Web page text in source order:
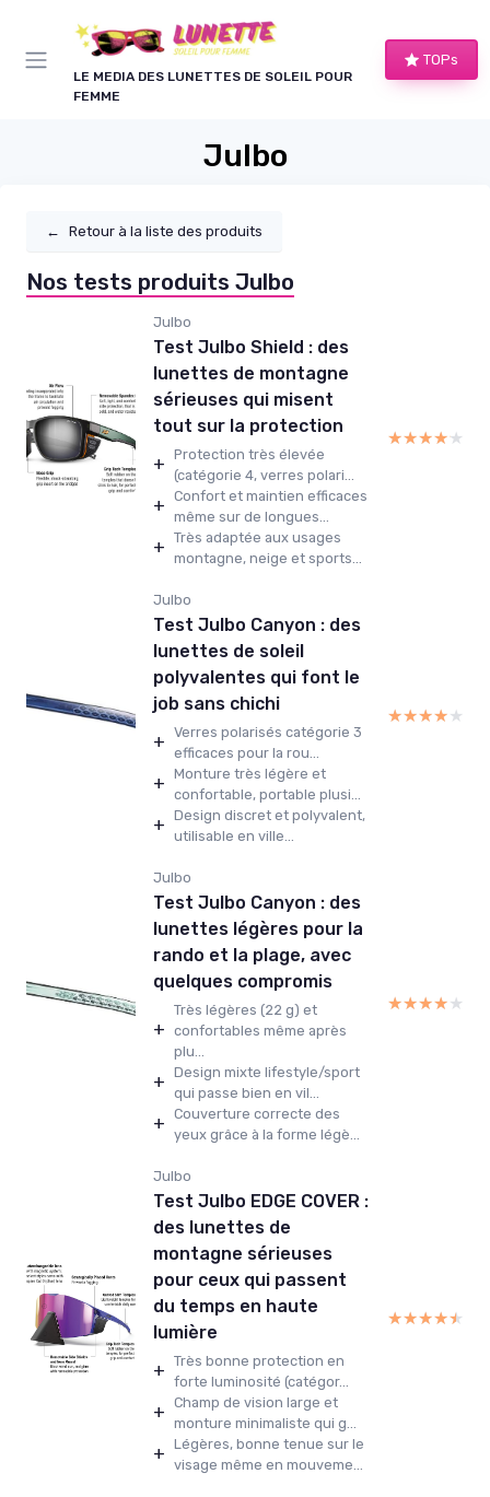
LE MEDIA DES LUNETTES DE SOLEIL POUR
FEMME
TOPs
Julbo
← Retour à la liste des produits
Nos tests produits Julbo
Julbo
Test Julbo Shield : des
lunettes de montagne
sérieuses qui misent
tout sur la protection
+ Protection très élevée
(catégorie 4, verres polari...
+ Confort et maintien efficaces
même sur de longues...
+ Très adaptée aux usages
montagne, neige et sports...
★★★★★
★★★★★
Julbo
Test Julbo Canyon : des
lunettes de soleil
polyvalentes qui font le
job sans chichi
+ Verres polarisés catégorie 3
efficaces pour la rou...
+ Monture très légère et
confortable, portable plusi...
+ Design discret et polyvalent,
utilisable en ville...
★★★★★
★★★★★
Julbo
Test Julbo Canyon : des
lunettes légères pour la
rando et la plage, avec
quelques compromis
+
Très légères (22 g) et
confortables même après
plu...
+ Design mixte lifestyle/sport
qui passe bien en vil...
+ Couverture correcte des
yeux grâce à la forme légè...
★★★★★
★★★★★
Julbo
Test Julbo EDGE COVER :
des lunettes de
montagne sérieuses
pour ceux qui passent
du temps en haute
lumière
+ Très bonne protection en
forte luminosité (catégor...
+ Champ de vision large et
monture minimaliste qui g...
+ Légères, bonne tenue sur le
visage même en mouveme...
★★★★★
★★★★★